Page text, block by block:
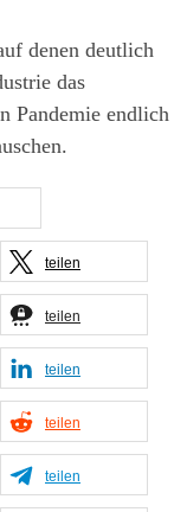
denen deutlich
das
Pandemie endlich
teilen
teilen
teilen
teilen
teilen